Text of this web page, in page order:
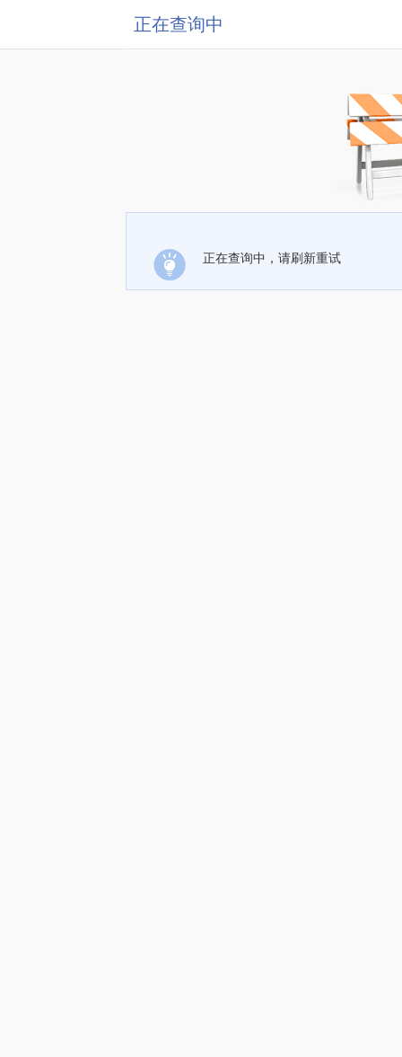
正在查询中
正在查询中，请刷新重试